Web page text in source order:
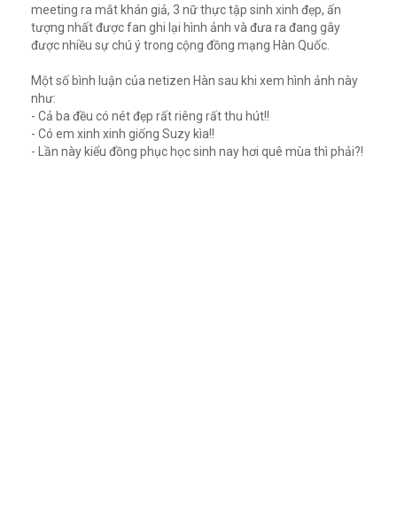
meeting ra mắt khán giả, 3 nữ thực tập sinh xinh đẹp, ấn
tượng nhất được fan ghi lại hình ảnh và đưa ra đang gây
được nhiều sự chú ý trong cộng đồng mạng Hàn Quốc.
Một số bình luận của netizen Hàn sau khi xem hình ảnh này
như:
- Cả ba đều có nét đẹp rất riêng rất thu hút!!
- Có em xinh xinh giống Suzy kìa!!
- Lần này kiểu đồng phục học sinh nay hơi quê mùa thì phải?!